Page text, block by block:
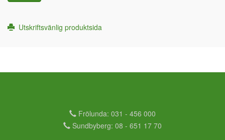
Utskriftsvänlig produktsida
Frölunda: 031 - 456 000
Sundbyberg: 08 - 651 17 70